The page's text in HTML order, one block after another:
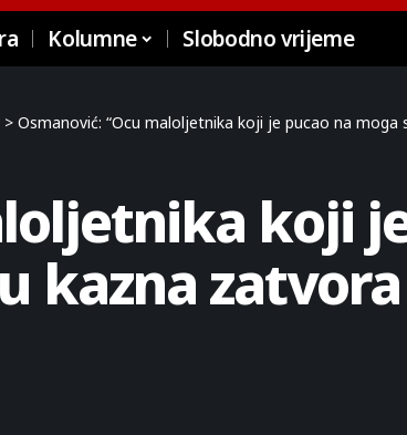
Kolumne Slobodno vrijeme
> Osmanović: “Ocu maloljetnika koji je pucao na
koji
kazna